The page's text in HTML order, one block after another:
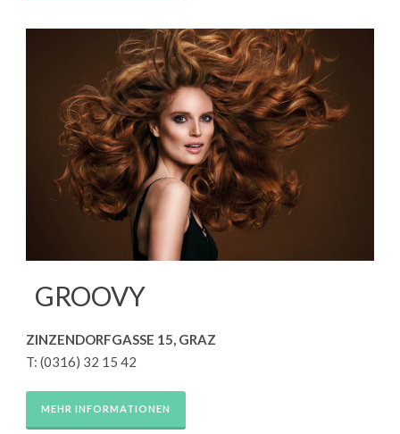
GROOVY
ZINZENDORFGASSE 15, GRAZ
T: (0316) 32 15 42
MEHR INFORMATIONEN